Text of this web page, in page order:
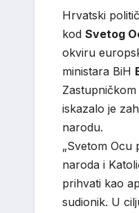
Hrvatski
kod Svetog
okviru
ministara BiH
iskazalo je
narodu.
„Svetom Ocu
naroda i
prihvati kao
sudionik. U